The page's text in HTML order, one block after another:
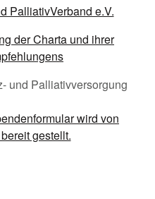
und Palliativversorgung